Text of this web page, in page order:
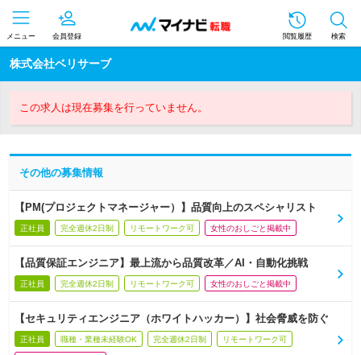
メニュー 会員登録 閲覧履歴 検索
株式会社ベリサーブ
この求人は現在募集を行っていません。
その他の募集情報
【PM(プロジェクトマネージャー）】品質向上のスペシャリスト
正社員 完全週休2日制 リモートワーク可 女性のおしごと掲載中
【品質保証エンジニア】最上流から品質改革／AI・自動化挑戦
正社員 完全週休2日制 リモートワーク可 女性のおしごと掲載中
【セキュリティエンジニア（ホワイトハッカー）】社会脅威を防ぐ
正社員 職種・業種未経験OK 完全週休2日制 リモートワーク可